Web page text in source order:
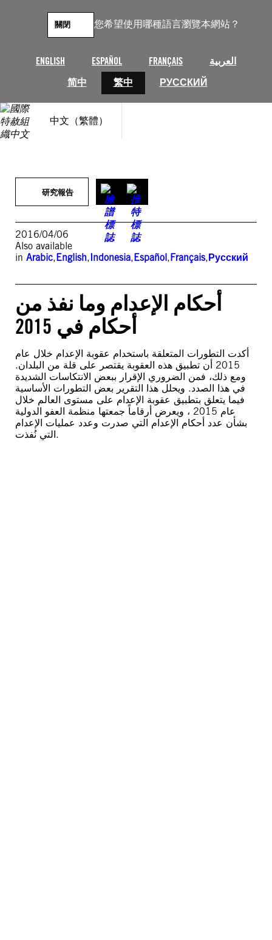
您希望使用哪種語言瀏覽本網站？
ENGLISH ESPAÑOL FRANÇAIS
العربية
简中
繁中 РУССКИЙ
關閉
中文（繁體）
研究報告
2016/04/06
Also available
in Arabic,English,Indonesia,Español,Français,Русский
أحكام الإعدام وما نفذ من
أحكام في 2015
أكدت التطورات المتعلقة باستخدام عقوبة الإعدام خلال عام
2015 أن تطبيق هذه العقوبة يقتصر على قلة من البلدان.
ومع ذلك، فمن الضروري الإقرار ببعض الانتكاسات الشديدة
في هذا الصدد. ويحلل هذا التقرير بعض التطورات الأساسية
فيما يتعلق بتطبيق عقوبة الإعدام على مستوى العالم خلال
عام 2015 ، ويعرض أرقاماً جمعتها منظمة العفو الدولية
بشأن عدد أحكام الإعدام التي صدرت وعدد عمليات الإعدام
التي نُفذت.